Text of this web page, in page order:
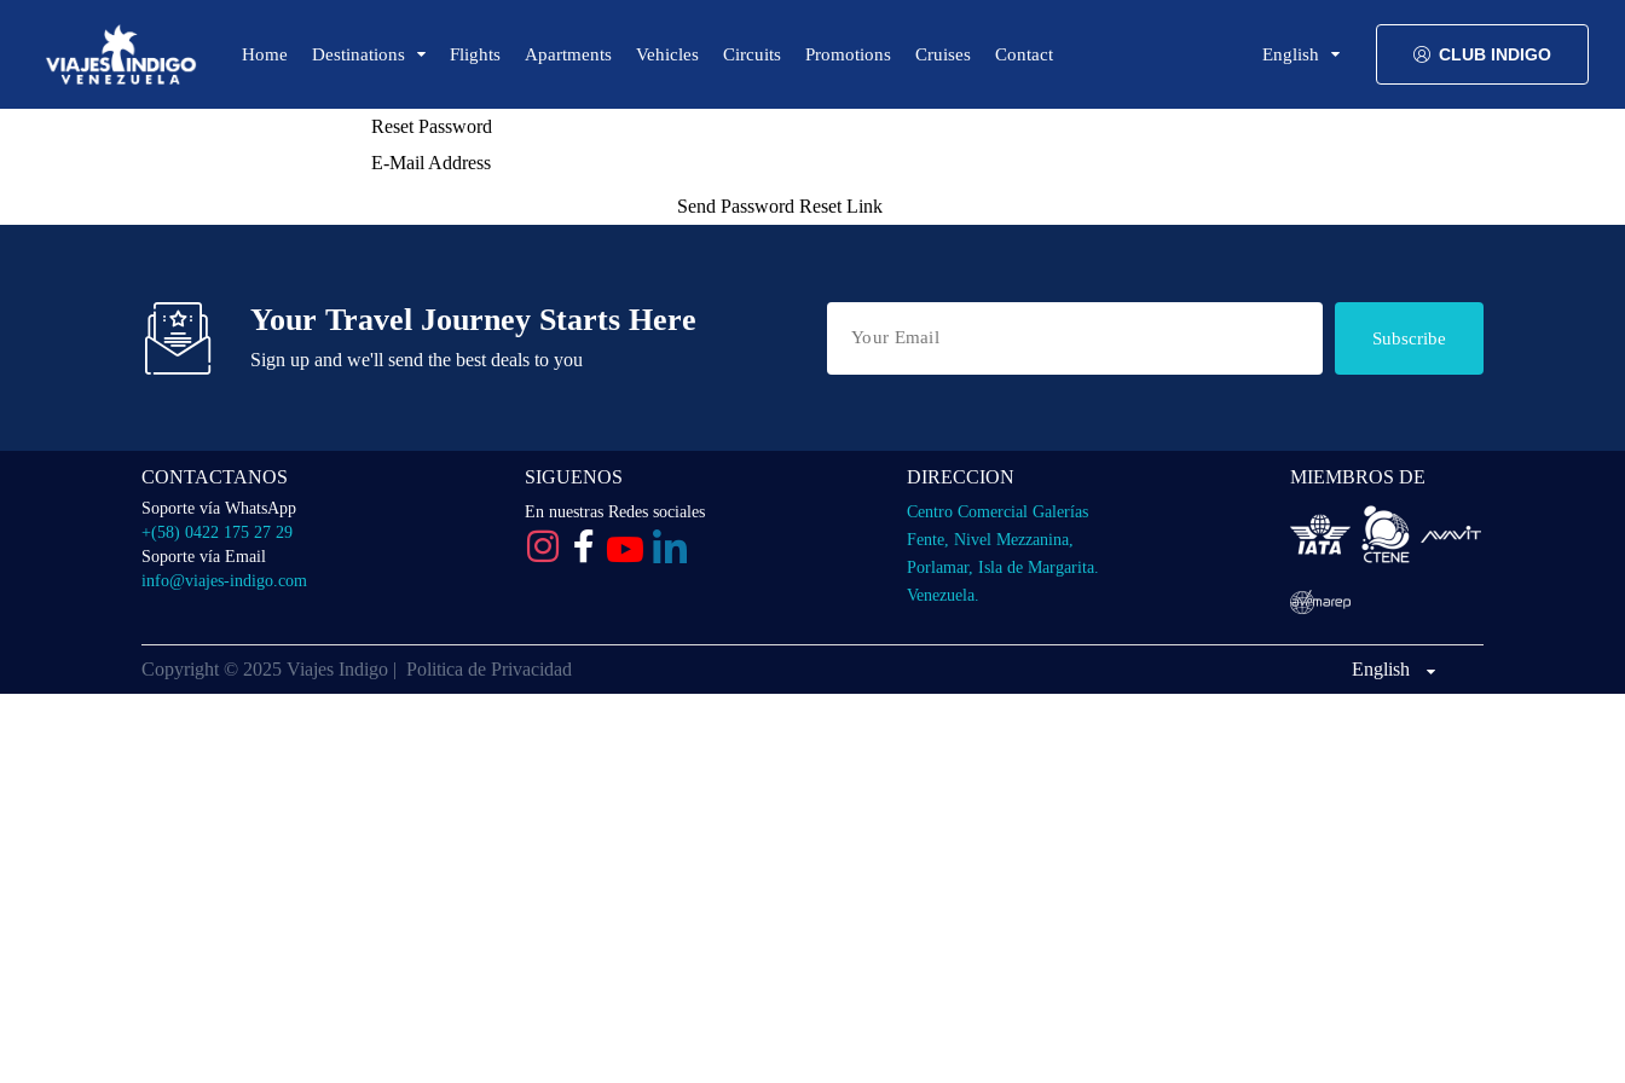
Home Destinations
🔍 Sun and Beach
🌴 Los Roques
🌴 Anzoátegui
🌴 Caracas
🌴 Maiquetía
Flights Apartments Vehicles Circuits Promotions Cruises Contact English CLUB INDIGO
Reset Password
E-Mail Address
Send Password Reset Link
Your Travel Journey Starts Here
Sign up and we'll send the best deals to you
Subscribe
CONTACTANOS
Soporte vía WhatsApp
+(58) 0422 175 27 29
Soporte vía Email
info@viajes-indigo.com
SIGUENOS
En nuestras Redes sociales
DIRECCION
Centro Comercial Galerías
Fente, Nivel Mezzanina,
Porlamar, Isla de Margarita.
Venezuela.
MIEMBROS DE
Copyright © 2025 Viajes Indigo | Politica de Privacidad English